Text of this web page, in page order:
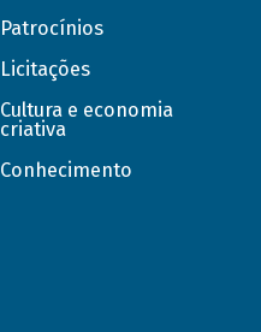
Patrocínios
Licitações
Cultura e economia
criativa
Conhecimento